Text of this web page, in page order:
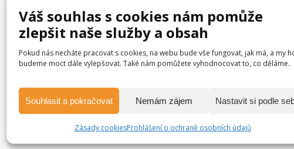
Váš souhlas s cookies nám pomůže
zlepšit naše služby a obsah
Pokud nás necháte pracovat s cookies, na webu bude vše fungovat, jak má, a my
budeme moct dále vylepšovat. Také nám pomůžete vyhodnocovat to, co děláme.
Souhlasit a pokračovat Nemám zájem Nastavit si podle
Zásady cookiesProhlášení o ochraně osobních údajů